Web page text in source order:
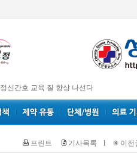
정신간호 교육 질 향상 나선다
프린트 기사목록 l 이전